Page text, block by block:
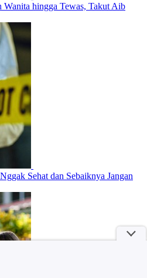
Wanita hingga Tewas, Takut Aib
Sehat dan Sebaiknya Jangan